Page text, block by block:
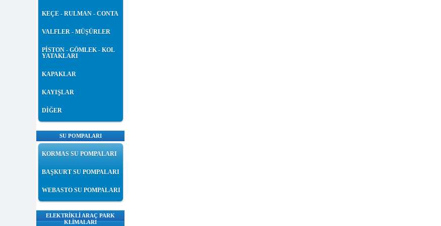
KEÇE - RULMAN - CONTA
VALFLER - MÜŞÜRLER
PİSTON - GÖMLEK - KOL
YATAKLARI
KAPAKLAR
KAYIŞLAR
DİĞER
SU POMPALARI
KORMAS SU POMPALARI
BAŞKURT SU POMPALARI
WEBASTO SU POMPALARI
ELEKTRİKLİ ARAÇ PARK
KLİMALARI